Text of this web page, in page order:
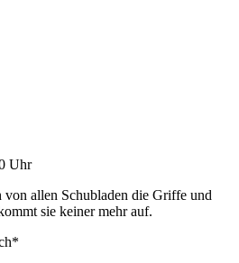
Uhr
von allen Schubladen die Griffe und
sie keiner mehr auf.